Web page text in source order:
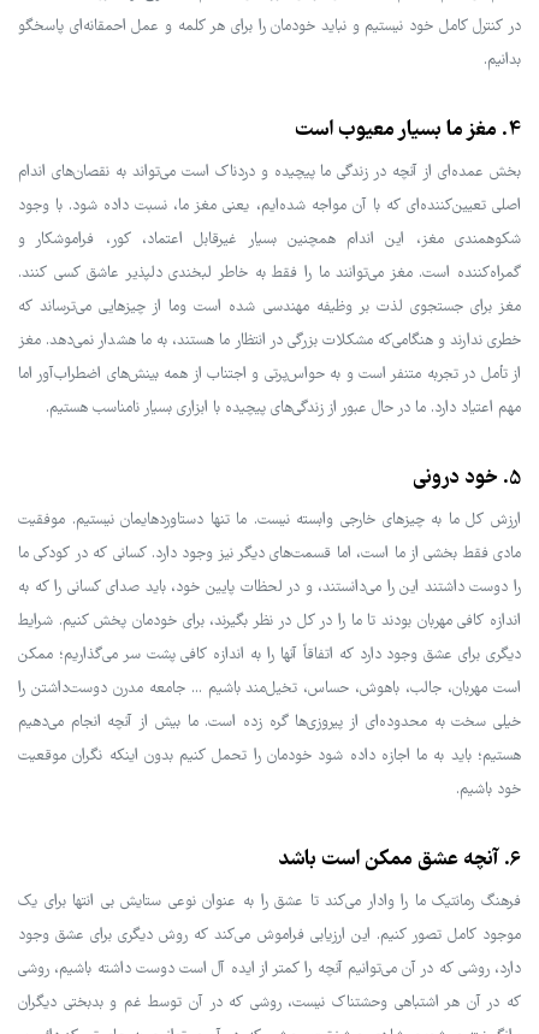
در کنترل کامل خود نیستیم و نباید خودمان را برای هر کلمه و عمل احمقانه‌ای پاسخگو
بدانیم.
4. مغز ما بسیار معیوب است
بخش عمده‌ای از آنچه در زندگی ما پیچیده و دردناک است می‌تواند به نقصان‌های اندام
اصلی تعیین‌کننده‌ای که با آن مواجه شده‌ایم، یعنی مغز ما، نسبت داده شود. با وجود
شکوهمندی مغز، این اندام همچنین بسیار غیرقابل اعتماد، کور، فراموشکار و
گمراه‌کننده است. مغز می‌توانند ما را فقط به خاطر لبخندی دلپذیر عاشق کسی کنند.
مغز برای جستجوی لذت بر وظیفه مهندسی شده‌ است وما از چیزهایی می‌ترساند که
خطری ندارند و هنگامی‌که مشکلات بزرگی در انتظار ما هستند، به ما هشدار نمی‌دهد. مغز
از تأمل در تجربه متنفر است و به حواس‌پرتی و اجتناب از همه بینش‌های اضطراب‌آور اما
مهم اعتیاد دارد. ما در حال عبور از زندگی‌های پیچیده با ابزاری بسیار نامناسب هستیم.
5. خود درونی
ارزش کل ما به چیزهای خارجی وابسته نیست. ما تنها دستاوردهایمان نیستیم. موفقیت
مادی فقط بخشی از ما است، اما قسمت‌های دیگر نیز وجود دارد. کسانی که در کودکی ما
را دوست داشتند این را می‌دانستند، و در لحظات پایین خود، باید صدای کسانی را که به
اندازه کافی مهربان بودند تا ما را در کل در نظر بگیرند، برای خودمان پخش کنیم. شرایط
دیگری برای عشق وجود دارد که اتفاقاً آنها را به اندازه کافی پشت سر می‌گذاریم؛ ممکن
است مهربان، جالب، باهوش، حساس، تخیل‌مند باشیم ... جامعه مدرن دوست‌داشتن را
خیلی سخت به محدوده‌ای از پیروزی‌ها گره زده است. ما بیش از آنچه انجام می‌دهیم
هستیم؛ باید به ما اجازه داده شود خودمان را تحمل کنیم بدون اینکه نگران موقعیت
خود باشیم.
6. آنچه عشق ممکن است باشد
فرهنگ رمانتیک ما را وادار می‌کند تا عشق را به عنوان نوعی ستایش بی انتها برای یک
موجود کامل تصور کنیم. این ارزیابی فراموش می‌کند که روش دیگری برای عشق وجود
دارد، روشی که در آن می‌توانیم آنچه را کمتر از ایده آل است دوست داشته باشیم، روشی
که در آن هر اشتباهی وحشتناک نیست، روشی که در آن توسط غم و بدبختی دیگران